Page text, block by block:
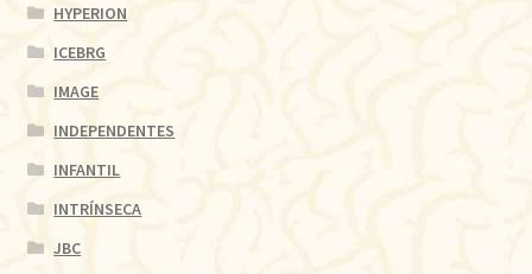
HYPERION
ICEBRG
IMAGE
INDEPENDENTES
INFANTIL
INTRÍNSECA
JBC